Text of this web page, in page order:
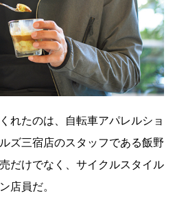
れたのは、自転車アパレルショ
ズ三宿店のスタッフである飯野
だけでなく、サイクルスタイル
店員だ。